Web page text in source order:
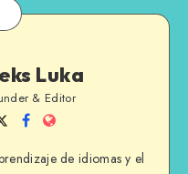
Luka
& Editor
Sígueme
Sígueme
Sitio
de idiomas y el